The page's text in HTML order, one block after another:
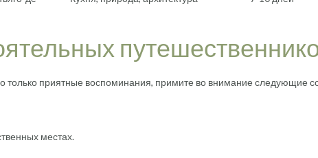
только приятные воспоминания, примите во внимание следующие
местах.